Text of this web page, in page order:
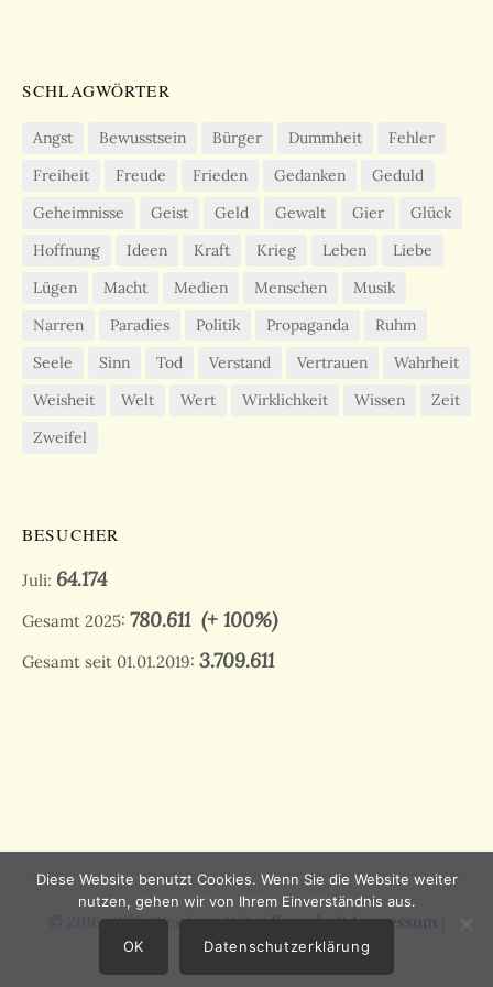
SCHLAGWÖRTER
Angst Bewusstsein Bürger Dummheit
Fehler
Freiheit
Freude Frieden Gedanken
Geduld
Geheimnisse
Geist Geld Gewalt Gier
Glück
Hoffnung
Ideen Kraft Krieg Leben
Liebe
Lügen
Macht Medien Menschen
Musik
Narren
Paradies Politik Propaganda
Ruhm
Seele
Sinn Tod Verstand Vertrauen
Wahrheit
Weisheit
Welt Wert Wirklichkeit Wissen
Zeit
Zweifel
BESUCHER
Juli: 64.174
Gesamt 2025: 780.611(+ 100%)
Gesamt seit 01.01.2019: 3.709.611
© 2016-2026 Weisheit-Wiki |Kontakt & Impressum
Datenschutz
Diese Website benutzt Cookies. Wenn Sie die Website weiter
nutzen, gehen wir von Ihrem Einverständnis aus.
OK Datenschutzerklärung